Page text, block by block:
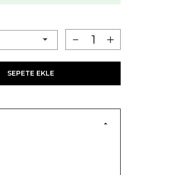
SEPETE EKLE